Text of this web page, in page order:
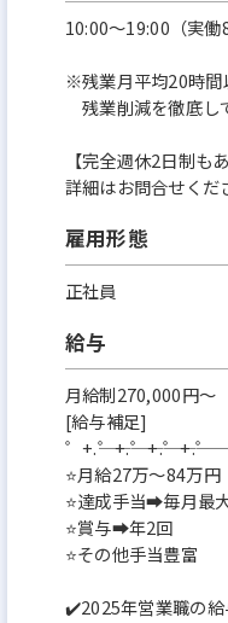
10:00～19:00（実働8
※残業月平均20時間
残業削減を徹底し
【完全週休2日制もあ
詳細はお問合せくだ
雇用形態
正社員
給与
月給制270,000円～
[給与補足]
゜+.――゜+.――゜+.――゜+.――゜
⭐月給27万～84万円
⭐達成手当➡毎月最
⭐賞与➡年2回
⭐その他手当豊富
✔️2025年営業職の給